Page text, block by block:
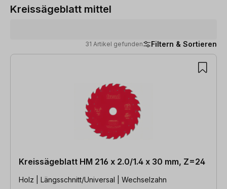
Kreissägeblatt mittel
31 Artikel gefunden Filtern & Sortieren
31 Artikel gefunden
Kreissägeblatt HM 216 x 2.0/1.4 x 30 mm, Z=24
Holz | Längsschnitt/Universal | Wechselzahn